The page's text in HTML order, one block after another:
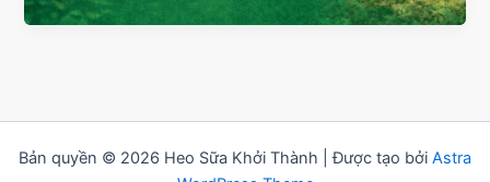
Bản quyền © 2026 Heo Sữa Khởi Thành | Được tạo bởi Astra